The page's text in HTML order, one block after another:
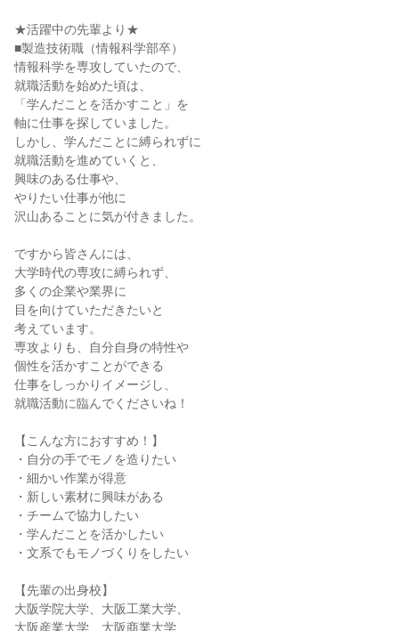
★活躍中の先輩より★
■製造技術職（情報科学部卒）
情報科学を専攻していたので、
就職活動を始めた頃は、
「学んだことを活かすこと」を
軸に仕事を探していました。
しかし、学んだことに縛られずに
就職活動を進めていくと、
興味のある仕事や、
やりたい仕事が他に
沢山あることに気が付きました。
ですから皆さんには、
大学時代の専攻に縛られず、
多くの企業や業界に
目を向けていただきたいと
考えています。
専攻よりも、自分自身の特性や
個性を活かすことができる
仕事をしっかりイメージし、
就職活動に臨んでくださいね！
【こんな方におすすめ！】
・自分の手でモノを造りたい
・細かい作業が得意
・新しい素材に興味がある
・チームで協力したい
・学んだことを活かしたい
・文系でもモノづくりをしたい
【先輩の出身校】
大阪学院大学、大阪工業大学、
大阪産業大学、大阪商業大学、